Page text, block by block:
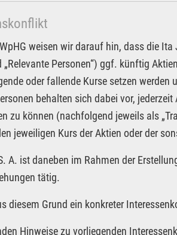
weisen wir darauf hin, dass die
Personen“) ggf. künftig
oder fallende Kurse setzen
behalten sich dabei vor,
zu können (nachfolgend jeweils als
jeweiligen Kurs der Aktien oder der
A. ist daneben im Rahmen der
tätig.
diesem Grund ein konkreter
Hinweise zu vorliegenden